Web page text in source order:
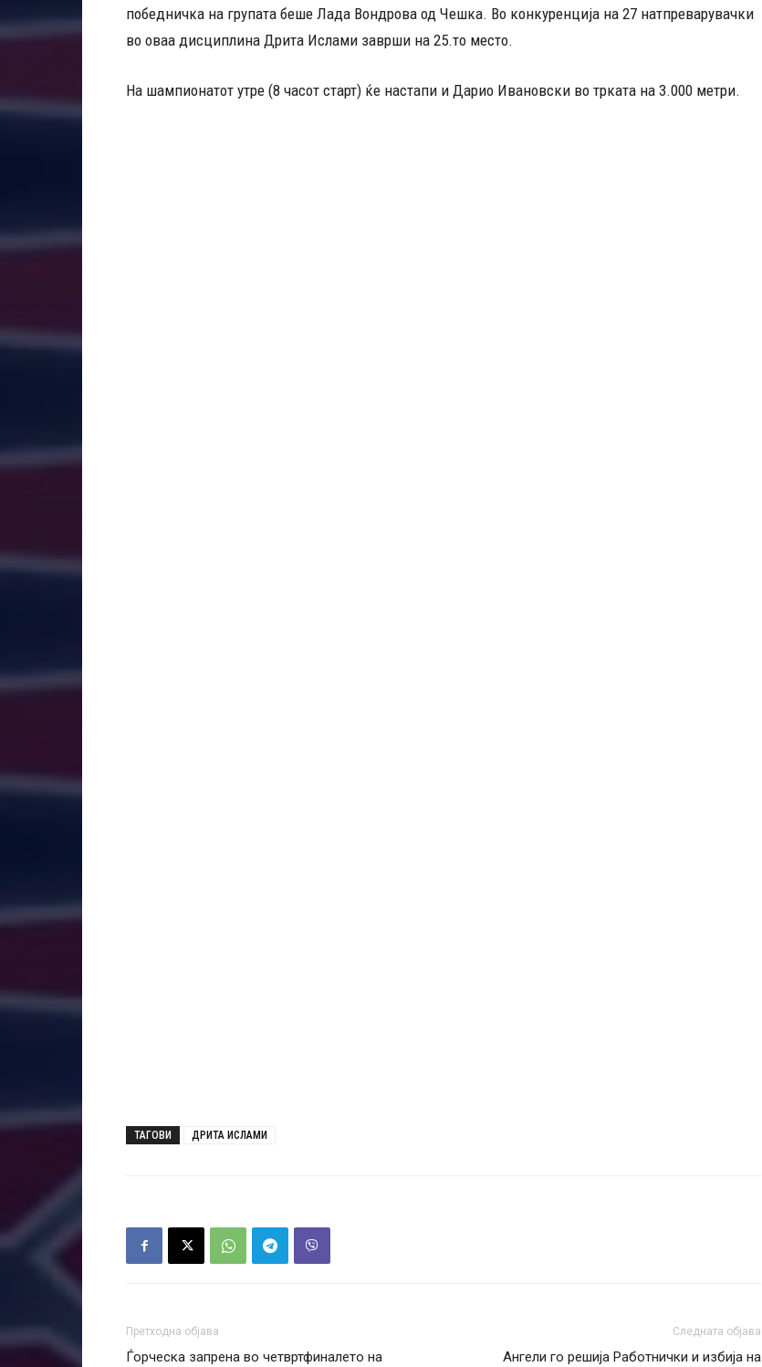
победничка на групата беше Лада Вондрова од Чешка. Во конкуренција на 27 натпреварувачки
во оваа дисциплина Дрита Ислами заврши на 25.то место.
На шампионатот утре (8 часот старт) ќе настапи и Дарио Ивановски во трката на 3.000 метри.
ТАГОВИ ДРИТА ИСЛАМИ
Претходна објава
Ѓорческа запрена во четвртфиналето на
Следната објава
Ангели го решија Работнички и избија на